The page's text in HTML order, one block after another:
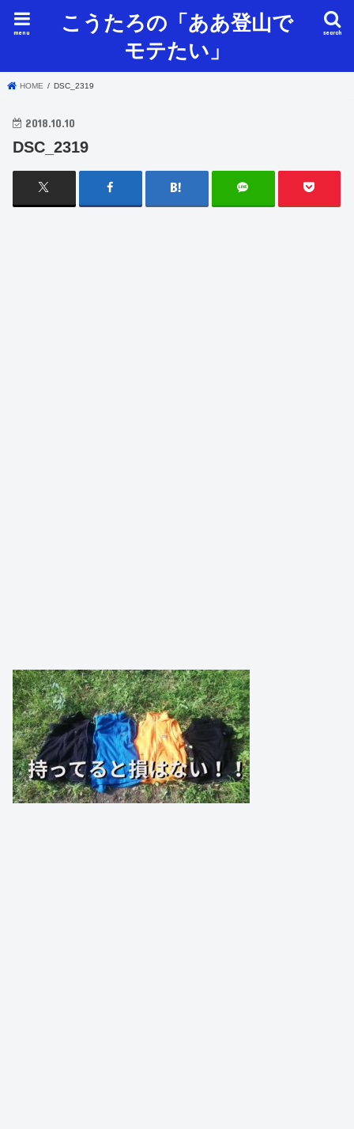
こうたろの「ああ登山で
モテたい」
search
menu
HOME DSC_2319
2018.10.10
DSC_2319